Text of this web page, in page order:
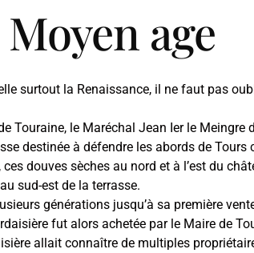
age
surtout la Renaissance, il ne faut pas
Touraine, le Maréchal Jean Ier le
destinée à défendre les abords de
douves sèches au nord et à l’est du
sud-est de la terrasse.
générations jusqu’à sa première
fut alors achetée par le Maire de
allait connaître de multiples